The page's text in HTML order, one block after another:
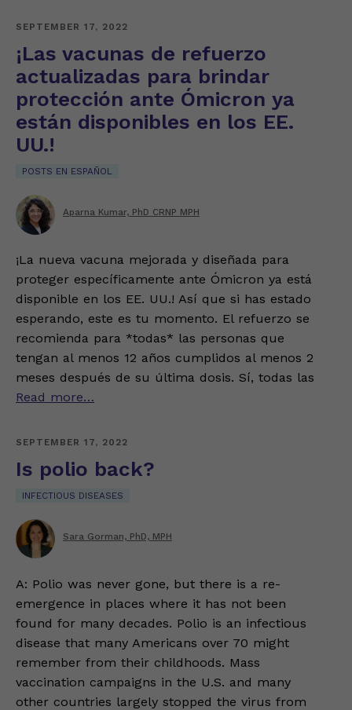
SEPTEMBER 17, 2022
¡Las vacunas de refuerzo
actualizadas para brindar
protección ante Ómicron ya
están disponibles en los EE.
UU.!
POSTS EN ESPAÑOL
Aparna Kumar, PhD CRNP MPH
¡La nueva vacuna mejorada y diseñada para
proteger específicamente ante Ómicron ya está
disponible en los EE. UU.! Así que si has estado
esperando, este es tu momento. El refuerzo se
recomienda para *todas* las personas que
tengan al menos 12 años cumplidos al menos 2
meses después de su última dosis. Sí, todas las
Read more…
SEPTEMBER 17, 2022
Is polio back?
INFECTIOUS DISEASES
Sara Gorman, PhD, MPH
A: Polio was never gone, but there is a re-
emergence in places where it has not been
found for many decades. Polio is an infectious
disease that many Americans over 70 might
remember from their childhoods. Mass
vaccination campaigns in the U.S. and many
other countries largely stopped the virus from